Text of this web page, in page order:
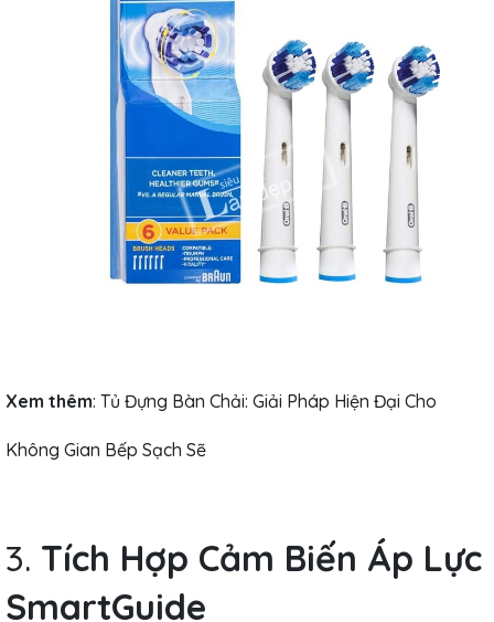
Xem thêm: Tủ Đựng Bàn Chải: Giải Pháp Hiện Đại Cho
Không Gian Bếp Sạch Sẽ
3. Tích Hợp Cảm Biến Áp Lực
SmartGuide